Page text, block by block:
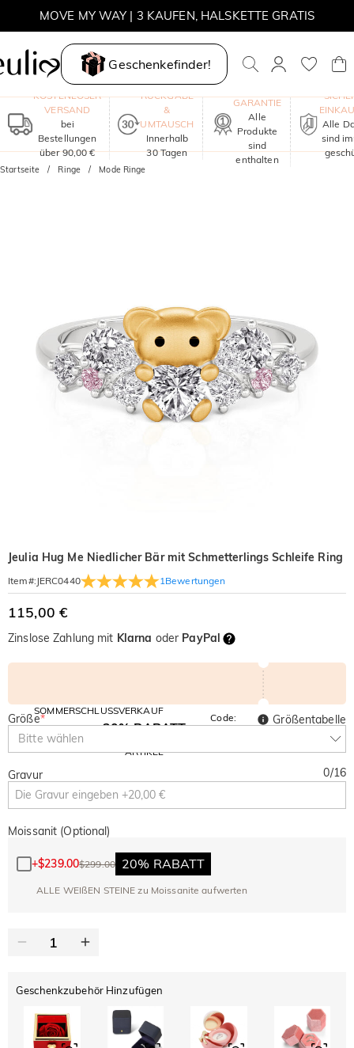
MOVE MY WAY | 3 KAUFEN, HALSKETTE GRATIS
Geschenkefinder!
KOSTENLOSER
VERSAND
bei
Bestellungen
über 90,00 €
RÜCKGABE
&
UMTAUSCH
Innerhalb
30 Tagen
GARANTIE
Alle
Produkte
sind
enthalten
Alle
sind
Startseite Ringe Mode Ringe
Jeulia Hug Me Niedlicher Bär mit Schmetterlings Schleife Ring
Item#: JERC0440 1 Bewertungen
115,00 €
Zinslose Zahlung mit Klarna oder PayPal
SOMMERSCHLUSSVERKAUF
10% RABATT
AUF ALLES
30% RABATT
ARTIKEL
Code:
SUMMER
Größe*
Bitte wählen
Größentabelle
Gravur 0/16
Moissanit (Optional)
+$239.00$299.00 20% RABATT
ALLE WEIßEN STEINE zu Moissanite aufwerten
Geschenkzubehör Hinzufügen